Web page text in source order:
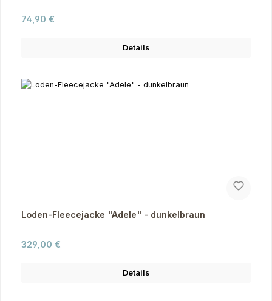
Regulärer Preis:
74,90 €
Details
Loden-Fleecejacke "Adele" - dunkelbraun
Regulärer Preis:
329,00 €
Details